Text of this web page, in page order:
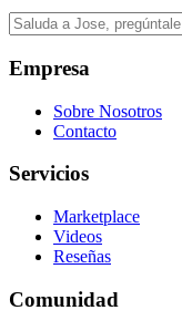
Empresa
Sobre Nosotros
Contacto
Servicios
Marketplace
Videos
Reseñas
Comunidad